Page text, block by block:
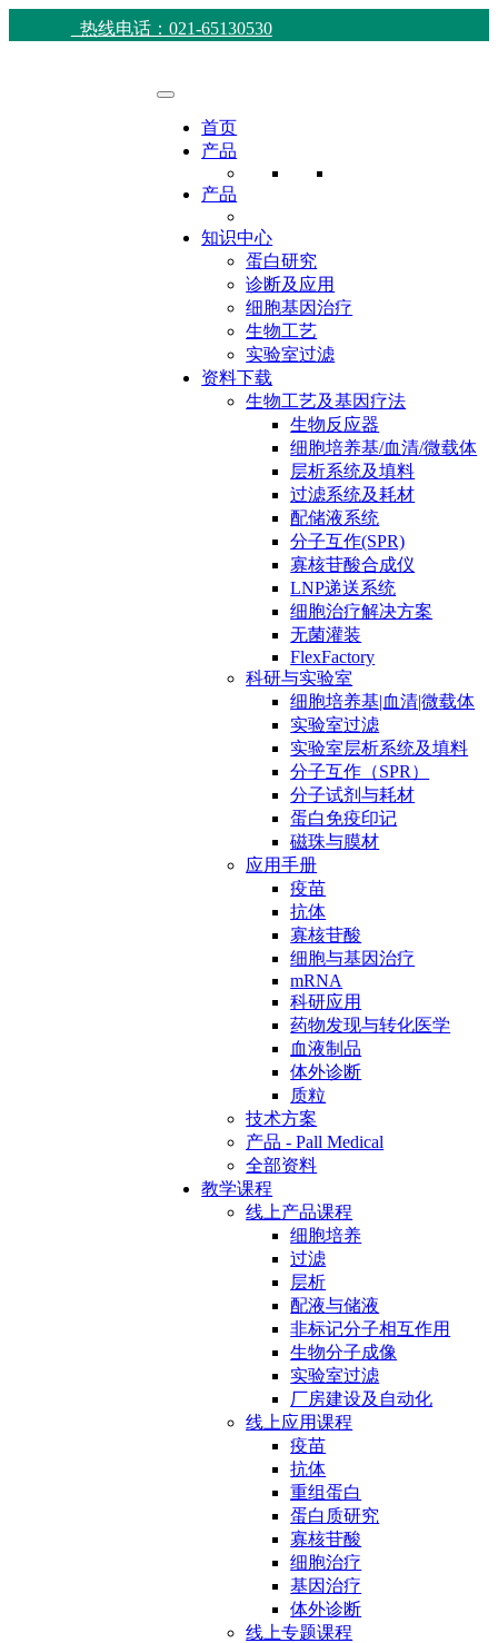
热线电话：021-65130530
首页
产品
产品
知识中心
蛋白研究
诊断及应用
细胞基因治疗
生物工艺
实验室过滤
资料下载
生物工艺及基因疗法
生物反应器
细胞培养基/血清/微载体
层析系统及填料
过滤系统及耗材
配储液系统
分子互作(SPR)
寡核苷酸合成仪
LNP递送系统
细胞治疗解决方案
无菌灌装
FlexFactory
科研与实验室
细胞培养基|血清|微载体
实验室过滤
实验室层析系统及填料
分子互作（SPR）
分子试剂与耗材
蛋白免疫印记
磁珠与膜材
应用手册
疫苗
抗体
寡核苷酸
细胞与基因治疗
mRNA
科研应用
药物发现与转化医学
血液制品
体外诊断
质粒
技术方案
产品 - Pall Medical
全部资料
教学课程
线上产品课程
细胞培养
过滤
层析
配液与储液
非标记分子相互作用
生物分子成像
实验室过滤
厂房建设及自动化
线上应用课程
疫苗
抗体
重组蛋白
蛋白质研究
寡核苷酸
细胞治疗
基因治疗
体外诊断
线上专题课程